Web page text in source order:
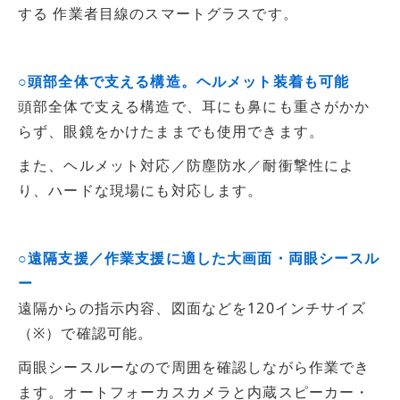
する 作業者目線のスマートグラスです。
○頭部全体で支える構造。ヘルメット装着も可能
頭部全体で支える構造で、耳にも鼻にも重さがかか
らず、眼鏡をかけたままでも使用できます。
また、ヘルメット対応／防塵防水／耐衝撃性によ
り、ハードな現場にも対応します。
○遠隔支援／作業支援に適した大画面・両眼シースル
ー
遠隔からの指示内容、図面などを120インチサイズ
（※）で確認可能。
両眼シースルーなので周囲を確認しながら作業でき
ます。オートフォーカスカメラと内蔵スピーカー・